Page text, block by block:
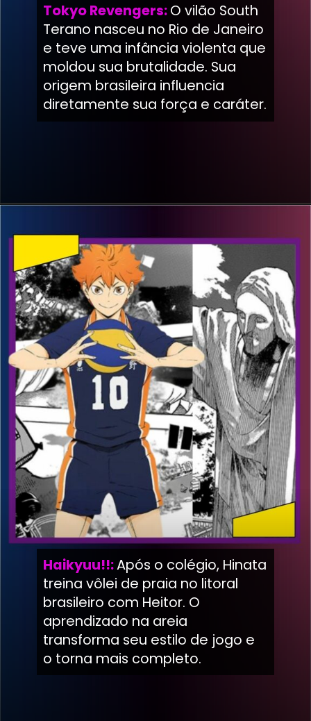
Tokyo Revengers:O vilão South
Terano nasceu no Rio de Janeiro
e teve uma infância violenta que
moldou sua brutalidade. Sua
origem brasileira influencia
diretamente sua força e caráter.
Haikyuu!!:Após o colégio, Hinata
treina vôlei de praia no litoral
brasileiro com Heitor. O
aprendizado na areia
transforma seu estilo de jogo e
o torna mais completo.